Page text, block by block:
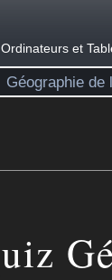
et
Géographie de